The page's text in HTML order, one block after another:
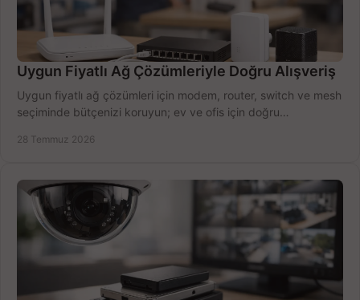
Uygun Fiyatlı Ağ Çözümleriyle Doğru Alışveriş
Uygun fiyatlı ağ çözümleri için modem, router, switch ve mesh
seçiminde bütçenizi koruyun; ev ve ofis için doğru
28 Temmuz 2026